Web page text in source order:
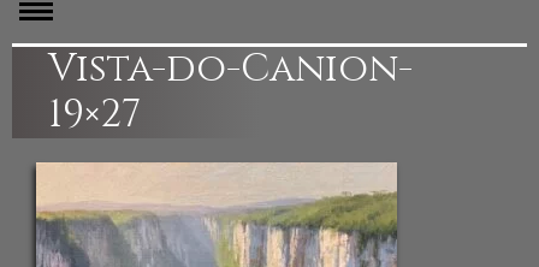
Vista-do-Canion-
19×27